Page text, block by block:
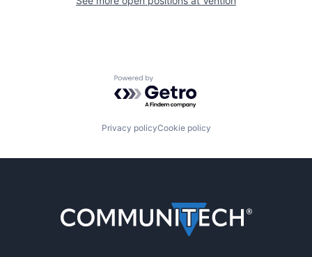
Powered by Getro.com
Privacy policyCookie policy